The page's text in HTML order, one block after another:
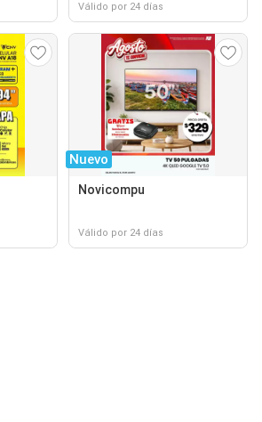
Válido por 24 días
Nuevo
Novicompu
Válido por 24 días